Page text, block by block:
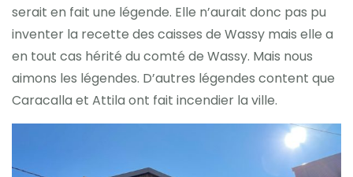
serait en fait une légende. Elle n’aurait donc pas pu
inventer la recette des caisses de Wassy mais elle a
en tout cas hérité du comté de Wassy. Mais nous
aimons les légendes. D’autres légendes content que
Caracalla et Attila ont fait incendier la ville.